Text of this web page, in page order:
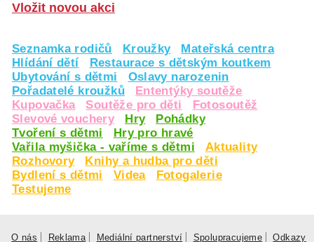
Vložit novou akci
Seznamka rodičů Kroužky
Mateřská centra
Hlídání dětí
Restaurace s dětským koutkem
Ubytování s dětmi
Oslavy narozenin
Pořadatelé kroužků
Ententýky soutěže
Kupovačka
Soutěže pro děti
Fotosoutěž
Slevové vouchery
Hry
Pohádky
Tvoření s dětmi
Hry pro hravé
Vařila myšička - vaříme s dětmi
Aktuality
Rozhovory
Knihy a hudba pro děti
Bydlení s dětmi
Videa
Fotogalerie
Testujeme
O nás Reklama Mediální partnerství Spolupracujeme Odkazy